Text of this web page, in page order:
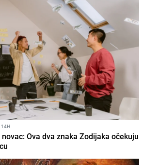
14H
Ova dva znaka Zodijaka očekuju